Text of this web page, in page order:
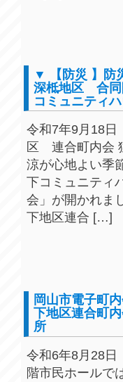
▼ 【防災 】防
深柢地区 合
コミュニティ
令和7年9月18日
区 連合町内会
涼が心地よい季
下コミュニティ
会」が開かれま
下地区連合 […]
岡山市電子町
下地区連合町
所
令和6年8月28日
階市民ホールで